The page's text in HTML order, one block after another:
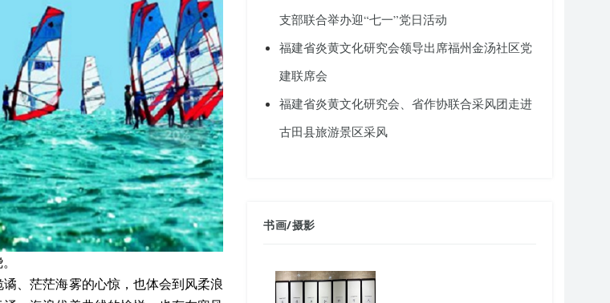
、茫茫海雾的心惊，也体会到风柔浪
支部联合举办迎“七一”党日活动
福建省炎黄文化研究会领导出席福州金汤社区党
建联席会
福建省炎黄文化研究会、省作协联合采风团走进
古田县旅游景区采风
书画/摄影